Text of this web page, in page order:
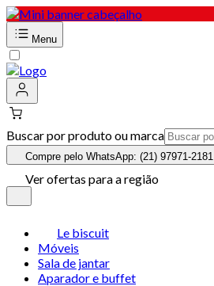
Menu
Buscar por produto ou marca
Compre pelo WhatsApp: (21) 97971-2181
Ver ofertas para a região
Le biscuit
Móveis
Sala de jantar
Aparador e buffet